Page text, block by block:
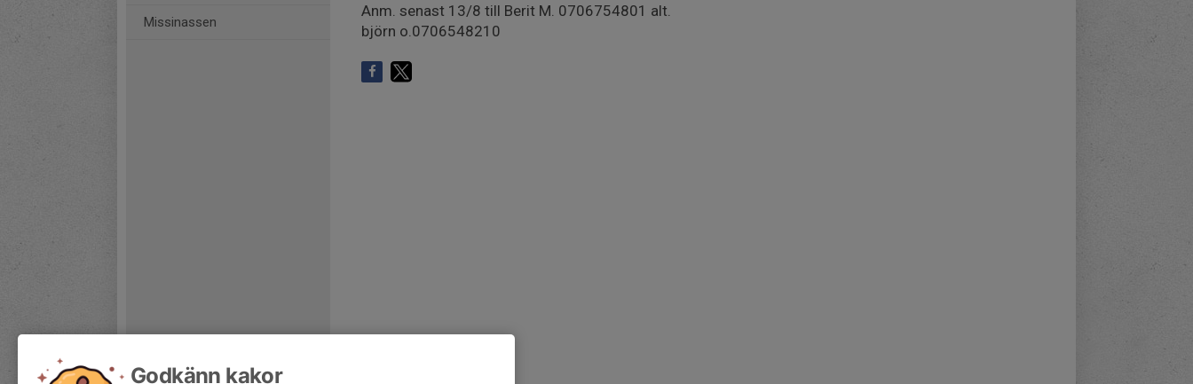
Missinassen
Anm. senast 13/8 till Berit M. 0706754801 alt.
björn o.0706548210
Godkänn kakor